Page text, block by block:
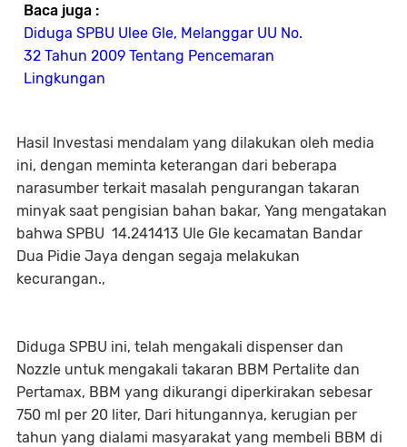
Baca juga :
Diduga SPBU Ulee Gle, Melanggar UU No.
32 Tahun 2009 Tentang Pencemaran
Lingkungan
Hasil Investasi mendalam yang dilakukan oleh media
ini, dengan meminta keterangan dari beberapa
narasumber terkait masalah pengurangan takaran
minyak saat pengisian bahan bakar, Yang mengatakan
bahwa SPBU 14.241413 Ule Gle kecamatan Bandar
Dua Pidie Jaya dengan segaja melakukan
kecurangan.,
Diduga SPBU ini, telah mengakali dispenser dan
Nozzle untuk mengakali takaran BBM Pertalite dan
Pertamax, BBM yang dikurangi diperkirakan sebesar
750 ml per 20 liter, Dari hitungannya, kerugian per
tahun yang dialami masyarakat yang membeli BBM di